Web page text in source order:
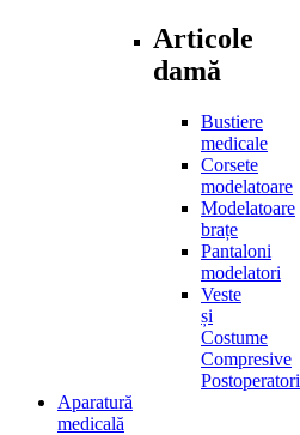
Articole
damă
Bustiere
medicale
Corsete
modelatoare
Modelatoare
brațe
Pantaloni
modelatori
Veste
și
Costume
Compresive
Postoperatori
Aparatură
medicală